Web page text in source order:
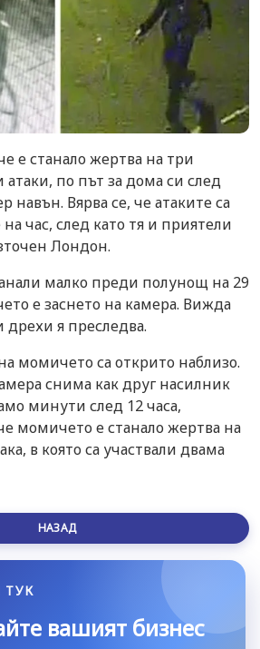
е станало жертва на три
атаки, по път за дома си след
навън. Вярва се, че атаките са
час, след като тя и приятели
Лондон.
малко преди полунощ на 29
е заснето на камера. Вижда
я преследва.
момичето са открито наблизо.
снима как друг насилник
минути след 12 часа,
момичето е станало жертва на
в която са участвали двама
НАЗАД
ТУК
вашият бизнес